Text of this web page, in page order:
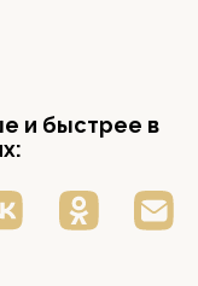
и быстрее в